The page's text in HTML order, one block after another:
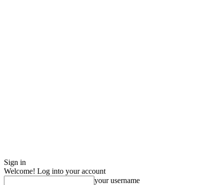
Sign in
Welcome! Log into your account
your username